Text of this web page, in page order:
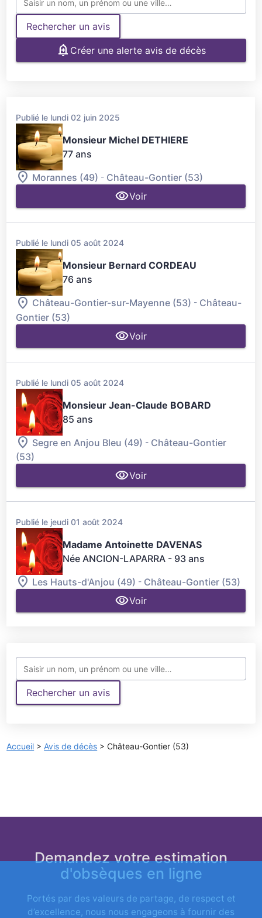
Rechercher un avis
Créer une alerte avis de décès
Publié le lundi 02 juin 2025
Monsieur Michel DETHIERE
77 ans
Morannes (49) - Château-Gontier (53)
Voir
Publié le lundi 05 août 2024
Monsieur Bernard CORDEAU
76 ans
Château-Gontier-sur-Mayenne (53) - Château-
Gontier (53)
Voir
Publié le lundi 05 août 2024
Monsieur Jean-Claude BOBARD
85 ans
Segre en Anjou Bleu (49) - Château-Gontier
(53)
Voir
Publié le jeudi 01 août 2024
Madame Antoinette DAVENAS
Née ANCION-LAPARRA - 93 ans
Les Hauts-d'Anjou (49) - Château-Gontier (53)
Voir
Rechercher un avis
Accueil > Avis de décès >Château-Gontier (53)
Demandez votre estimation
d'obsèques en ligne
Portés par des valeurs de partage, de respect et
d’excellence, nous nous engageons à fournir des